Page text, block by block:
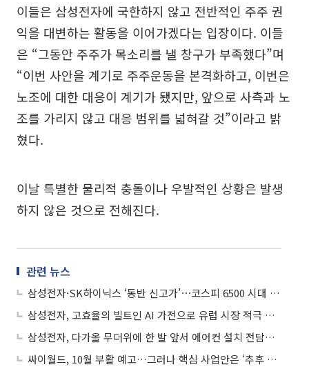
이들은 삼성전자에 국한하지 않고 전반적인 주주 권
익을 대변하는 활동을 이어가겠다는 입장이다. 이들
은 “그동안 주주가 목소리를 낼 창구가 부족했다”며
“이번 사안을 계기로 주주운동을 본격화하고, 이번은
노조에 대한 대응이 계기가 됐지만, 앞으로 사측과 노
조를 가리지 않고 대응 범위를 넓혀갈 것”이라고 밝
혔다.
이날 특별한 물리적 충돌이나 우발적인 상황은 발생
하지 않은 것으로 전해진다.
관련 뉴스
삼성전자·SK하이닉스 ‘동반 신고가’⋯코스피 6500 시대 활짝
삼성전자, 고효율의 빌트인 AI 가전으로 유럽 시장 적극 공략
삼성전자, 다가올 무더위에 한 발 앞서 에어컨 설치 전담팀 가동
싸이월드, 10월 부활 예고…그러나 핵심 사업안은 ‘추후 공개’